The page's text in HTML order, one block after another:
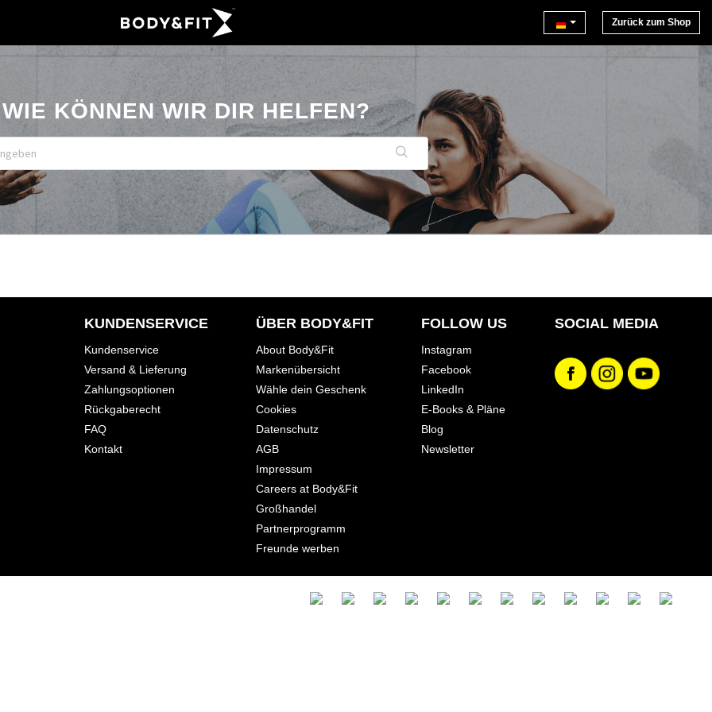
Zurück zum Shop
WIE KÖNNEN WIR DIR HELFEN?
KUNDENSERVICE
Kundenservice
Versand & Lieferung
Zahlungsoptionen
Rückgaberecht
FAQ
Kontakt
ÜBER BODY&FIT
About Body&Fit
Markenübersicht
Wähle dein Geschenk
Cookies
Datenschutz
AGB
Impressum
Careers at Body&Fit
Großhandel
Partnerprogramm
Freunde werben
FOLLOW US
Instagram
Facebook
LinkedIn
E-Books & Pläne
Blog
Newsletter
SOCIAL MEDIA